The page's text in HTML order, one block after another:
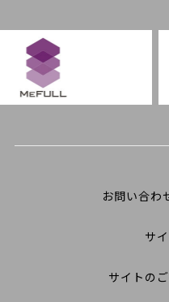
お問い合わ
サ
サイトの